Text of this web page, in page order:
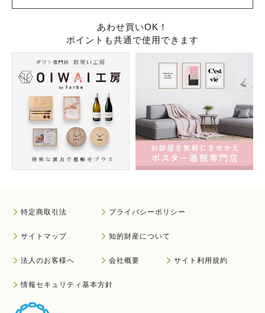
あわせ買いOK！
ポイントも共通で使用できます
特定商取引法 プライバシーポリシー
サイトマップ 知的財産について
法人のお客様へ 会社概要 サイト利用規約
情報セキュリティ基本方針